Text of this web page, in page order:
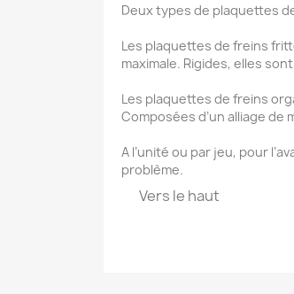
Deux types de plaquettes
Les plaquettes de freins
maximale. Rigides, elles
Les plaquettes de freins
Composées d’un alliage
A l’unité ou par jeu, pour
problème.
Vers le haut